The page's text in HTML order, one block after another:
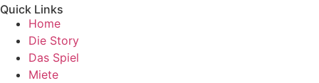
Quick Links
Home
Die Story
Das Spiel
Miete